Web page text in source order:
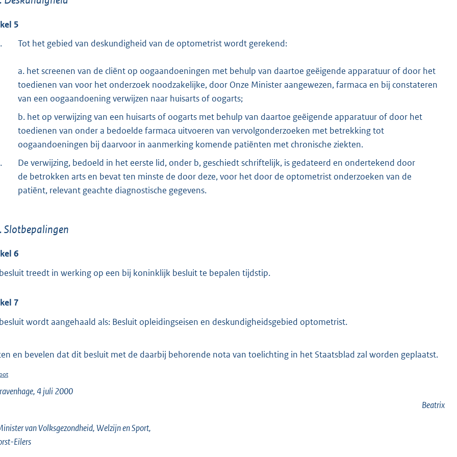
5
Tot het gebied van deskundigheid van de optometrist wordt gerekend:
a. het screenen van de cliënt op oogaandoeningen met behulp van daartoe geëigende apparatuur of door het
toedienen van voor het onderzoek noodzakelijke, door Onze Minister aangewezen, farmaca en bij constateren
van een oogaandoening verwijzen naar huisarts of oogarts;
b. het op verwijzing van een huisarts of oogarts met behulp van daartoe geëigende apparatuur of door het
toedienen van onder a bedoelde farmaca uitvoeren van vervolgonderzoeken met betrekking tot
oogaandoeningen bij daarvoor in aanmerking komende patiënten met chronische ziekten.
De verwijzing, bedoeld in het eerste lid, onder b, geschiedt schriftelijk, is gedateerd en ondertekend door
de betrokken arts en bevat ten minste de door deze, voor het door de optometrist onderzoeken van de
patiënt, relevant geachte diagnostische gegevens.
Slotbepalingen
6
treedt in werking op een bij koninklijk besluit te bepalen tijdstip.
7
wordt aangehaald als: Besluit opleidingseisen en deskundigheidsgebied optometrist.
en bevelen dat dit besluit met de daarbij behorende nota van toelichting in het Staatsblad zal worden geplaatst.
4 juli 2000
Beatrix
van Volksgezondheid, Welzijn en Sport,
Eilers